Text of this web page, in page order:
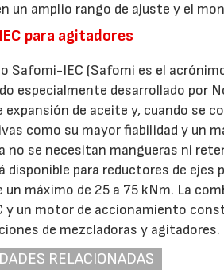
un amplio rango de ajuste y el
para agitadores
Safomi-IEC (Safomi es el
especialmente desarrollado por
expansión de aceite y, cuando se
como su mayor fiabilidad y un
no se necesitan mangueras ni
para reductores de ejes
un máximo de 25 a 75 kNm. La
y un motor de accionamiento
de mezcladoras y agitadores.
RELACIONADAS